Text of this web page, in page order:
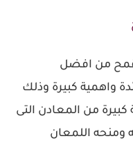
من افضل
واهمية كبيرة وذلك
من المعادن التى
ومنحه اللمعان